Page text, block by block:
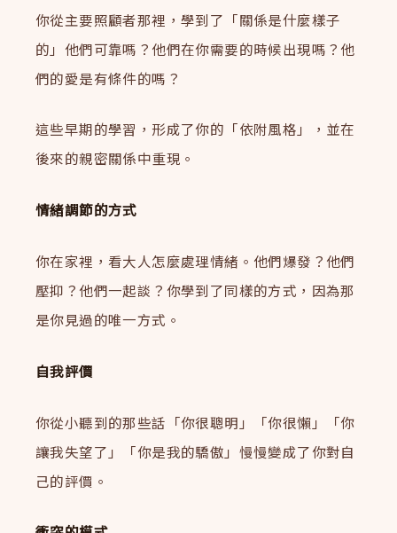
你從主要照顧者那裡，學到了「關係是什麼樣子
的」他們可靠嗎？他們在你需要的時候出現嗎？他
們的愛是有條件的嗎？
這些早期的學習，形成了你的「依附風格」，並在
後來的親密關係中重現。
情緒調節的方式
你在家裡，看大人怎麼處理情緒。他們爆發？他們
壓抑？他們一起談？你學到了同樣的方式，因為那
是你見過的唯一方式。
自我評價
你從小聽到的那些話「你很聰明」「你很懶」「你
讓我失望了」「你是我的驕傲」慢慢變成了你對自
己的評價。